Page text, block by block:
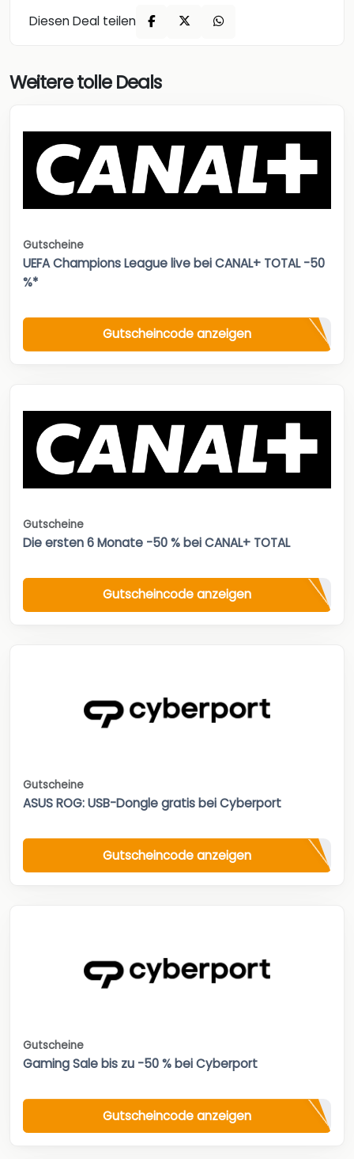
Diesen Deal teilen
Weitere tolle Deals
Gutscheine
UEFA Champions League live bei CANAL+ TOTAL -50
%*
Gutscheincode anzeigen
Gutscheine
Die ersten 6 Monate -50 % bei CANAL+ TOTAL
Gutscheincode anzeigen
Gutscheine
ASUS ROG: USB-Dongle gratis bei Cyberport
Gutscheincode anzeigen
Gutscheine
Gaming Sale bis zu -50 % bei Cyberport
Gutscheincode anzeigen